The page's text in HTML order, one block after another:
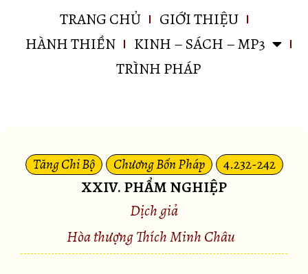
TRANG CHỦ
GIỚI THIỆU
HÀNH THIỀN
KINH – SÁCH – MP3
TRÌNH PHÁP
Tăng Chi Bộ Chương Bốn Pháp 4.232-242
XXIV. PHẨM NGHIỆP
Dịch giả
Hòa thượng Thích Minh Châu